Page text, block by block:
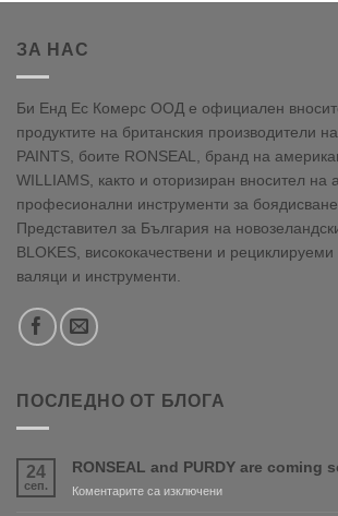
ЗА НАС
Би Енд Ес Комерс ООД е официален
продуктите на британския производители
PAINTS, боите RONSEAL, бранд на
WILLIAMS, както и оторизиран вносител на
професионални инструменти за боядисване
Представител за България на
BLOKES, висококачествени и
валяци и инструменти.
ПОСЛЕДНО ОТ БЛОГА
24
сеп.
RONSEAL and PURDY are coming
Коментарите са изключениза